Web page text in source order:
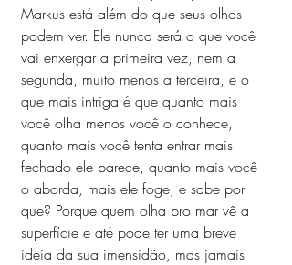
Markus está além do que seus olhos
podem ver. Ele nunca será o que você
vai enxergar a primeira vez, nem a
segunda, muito menos a terceira, e o
que mais intriga é que quanto mais
você olha menos você o conhece,
quanto mais você tenta entrar mais
fechado ele parece, quanto mais você
o aborda, mais ele foge, e sabe por
que? Porque quem olha pro mar vê a
superfície e até pode ter uma breve
ideia da sua imensidão, mas jamais